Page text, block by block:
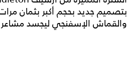
بتصميم جديد بحجم أكبر بثمان
والقماش الإسفنجي ليجسد مشاعر